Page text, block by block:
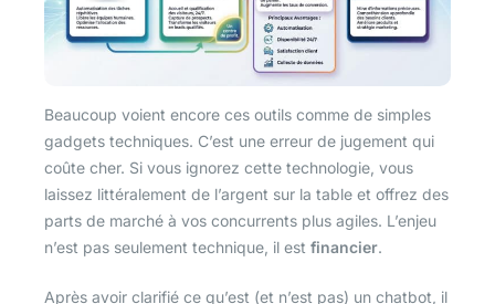
Beaucoup voient encore ces outils comme de simples
gadgets techniques. C’est une erreur de jugement qui
coûte cher. Si vous ignorez cette technologie, vous
laissez littéralement de l’argent sur la table et offrez des
parts de marché à vos concurrents plus agiles. L’enjeu
n’est pas seulement technique, il est financier.
Après avoir clarifié ce qu’est (et n’est pas) un chatbot, il